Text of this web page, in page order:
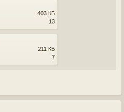
403 КБ
13
211 КБ
7